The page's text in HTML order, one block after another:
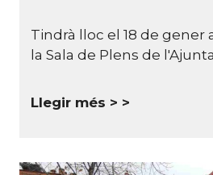
Tindrà lloc el 18 de gener
la Sala de Plens de
Llegir més >